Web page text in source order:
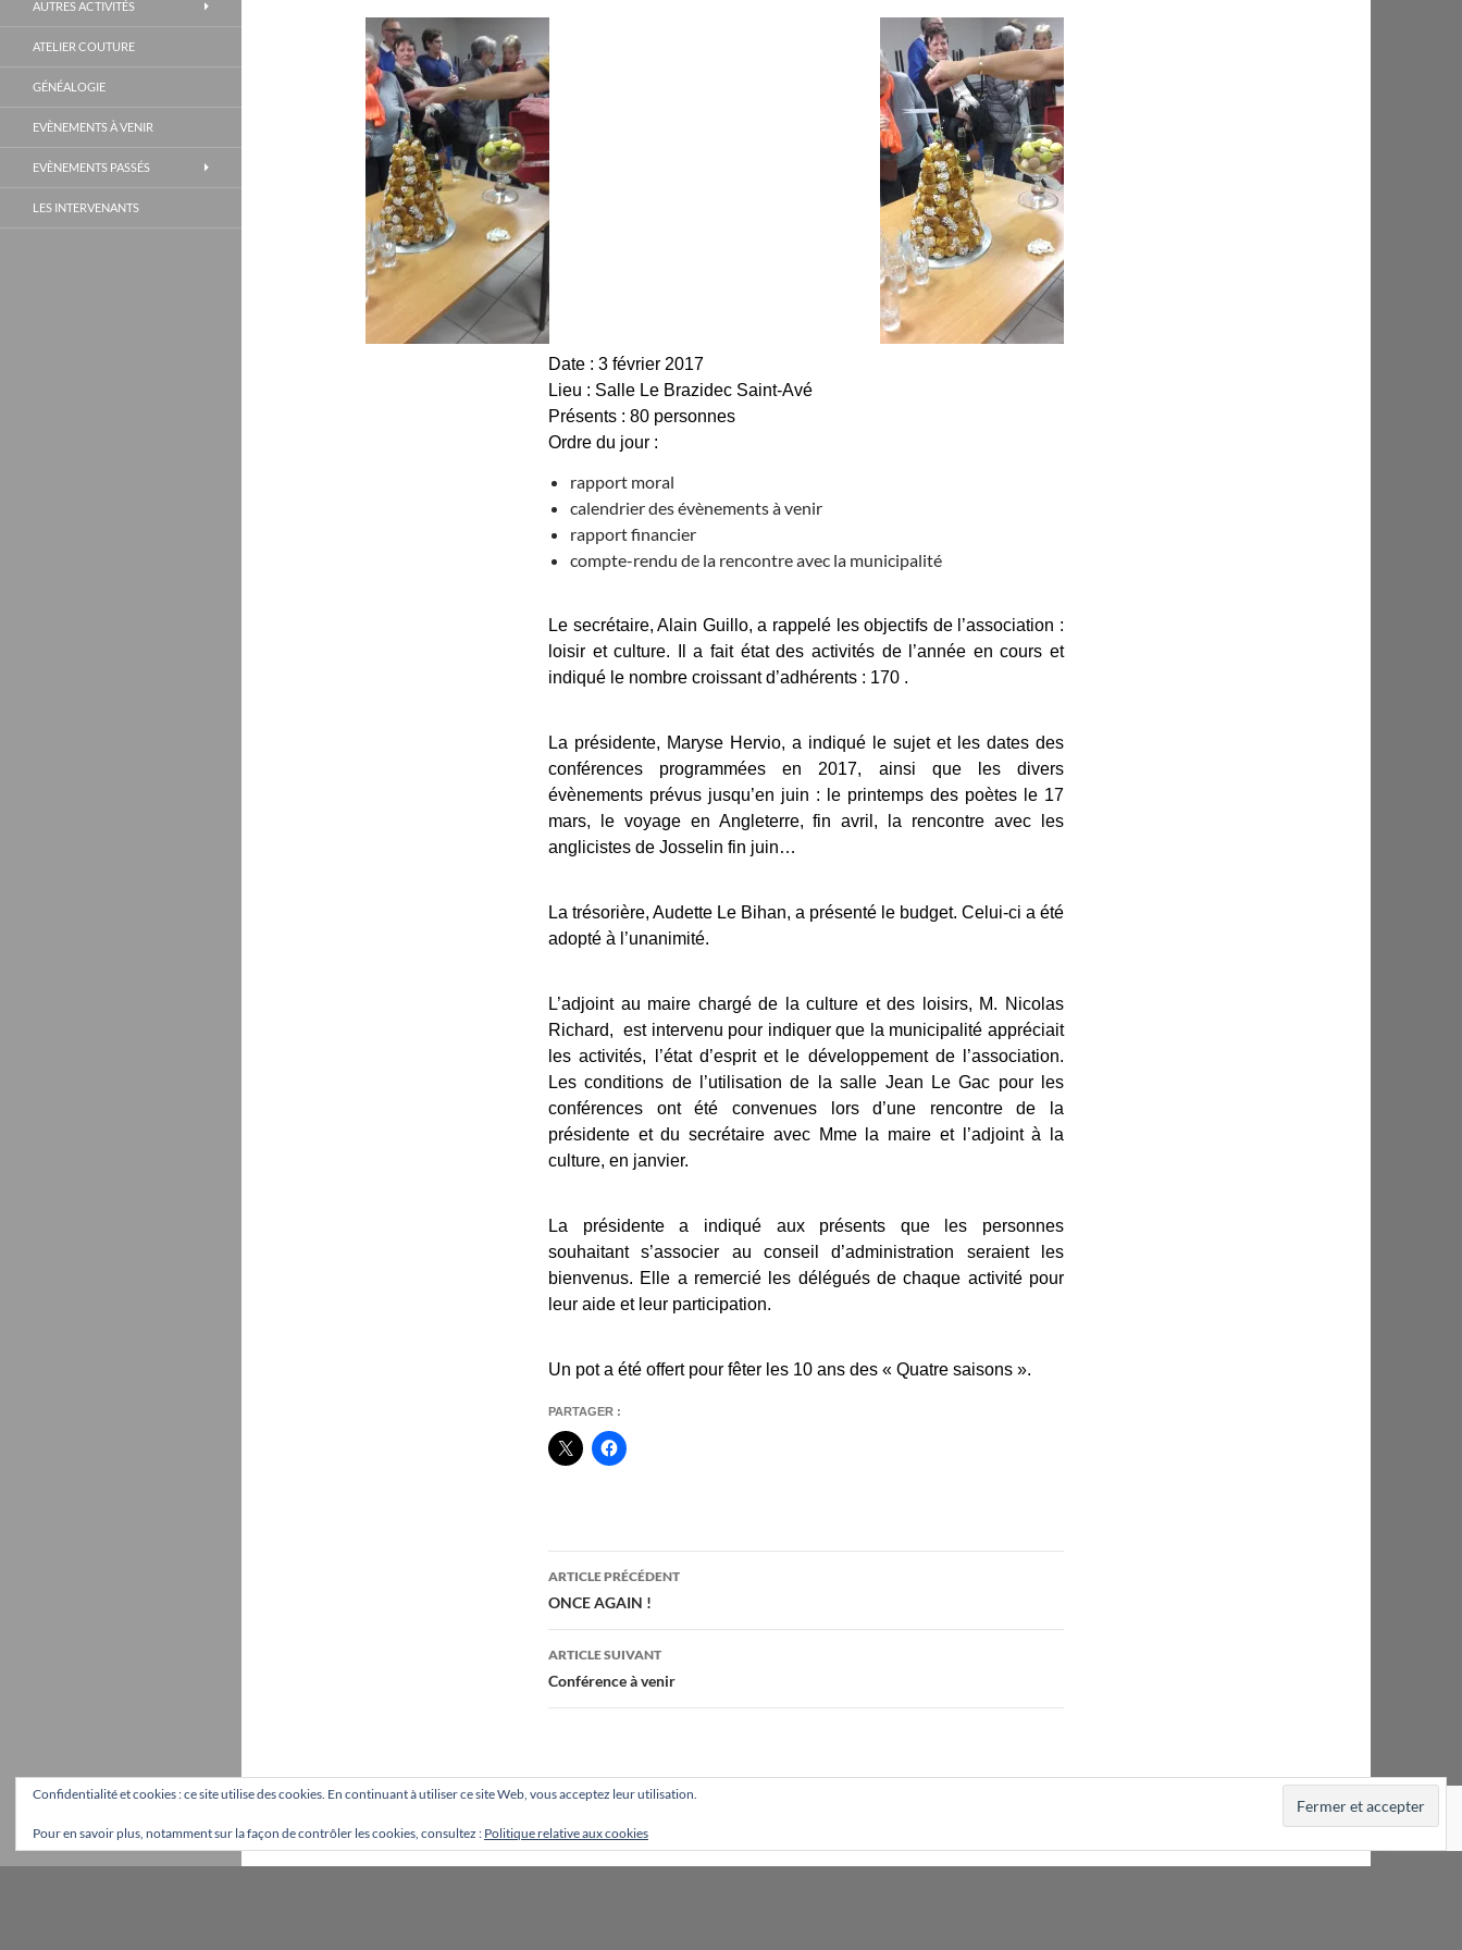
Date : 3 février 2017
Lieu : Salle Le Brazidec Saint-Avé
Présents : 80 personnes
Ordre du jour :
rapport moral
calendrier des évènements à venir
rapport financier
compte-rendu de la rencontre avec la municipalité
Le secrétaire, Alain Guillo, a rappelé les objectifs de l’association :
loisir et culture. Il a fait état des activités de l’année en cours et
indiqué le nombre croissant d’adhérents : 170 .
La présidente, Maryse Hervio, a indiqué le sujet et les dates des
conférences programmées en 2017, ainsi que les divers
évènements prévus jusqu’en juin : le printemps des poètes le 17
mars, le voyage en Angleterre, fin avril, la rencontre avec les
anglicistes de Josselin fin juin…
La trésorière, Audette Le Bihan, a présenté le budget. Celui-ci a été
adopté à l’unanimité.
L’adjoint au maire chargé de la culture et des loisirs, M. Nicolas
Richard, est intervenu pour indiquer que la municipalité appréciait
les activités, l’état d’esprit et le développement de l’association.
Les conditions de l’utilisation de la salle Jean Le Gac pour les
conférences ont été convenues lors d’une rencontre de la
présidente et du secrétaire avec Mme la maire et l’adjoint à la
culture, en janvier.
La présidente a indiqué aux présents que les personnes
souhaitant s’associer au conseil d’administration seraient les
bienvenus. Elle a remercié les délégués de chaque activité pour
leur aide et leur participation.
Un pot a été offert pour fêter les 10 ans des « Quatre saisons ».
PARTAGER :
Navigation
Des
Articles
ARTICLE PRÉCÉDENT
ONCE AGAIN !
ARTICLE SUIVANT
Conférence à venir
AUTRES ACTIVITÉS
ATELIER COUTURE
GÉNÉALOGIE
EVÈNEMENTS À VENIR
EVÈNEMENTS PASSÉS
LES INTERVENANTS
Confidentialité et cookies : ce site utilise des cookies. En continuant à utiliser ce site Web, vous acceptez leur utilisation.
Pour en savoir plus, notamment sur la façon de contrôler les cookies, consultez : Politique relative aux cookies